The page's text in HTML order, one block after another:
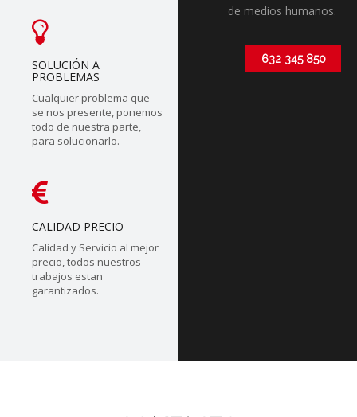
SOLUCIÓN A
PROBLEMAS
Cualquier problema que
se nos presente, ponemos
todo de nuestra parte,
para solucionarlo.
CALIDAD PRECIO
Calidad y Servicio al mejor
precio, todos nuestros
trabajos estan
garantizados.
de medios humanos.
632 345 850